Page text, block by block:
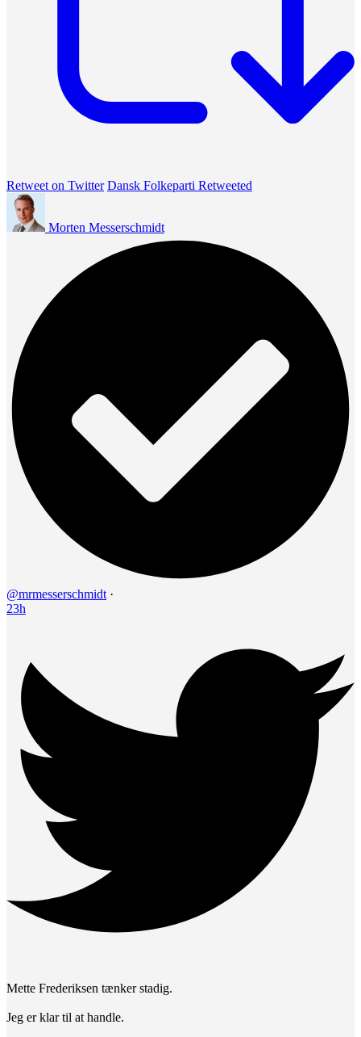
Retweet on Twitter Dansk Folkeparti Retweeted
Morten Messerschmidt
@mrmesserschmidt ·
23h
Mette Frederiksen tænker stadig.
Jeg er klar til at handle.